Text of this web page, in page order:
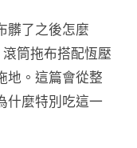
髒了之後怎麼
筒拖布搭配恆壓
地。這篇會從整
什麼特別吃這一